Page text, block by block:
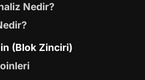
Nedir?
(Blok Zinciri)